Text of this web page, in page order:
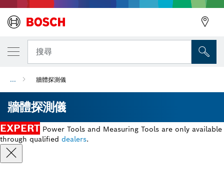
搜尋
... 牆體探測儀
牆體探測儀
EXPERT Power Tools and Measuring Tools are only available
through qualified dealers.